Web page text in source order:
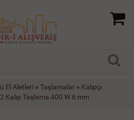
El Aletleri » Taşlamalar » Kalıpçı
Kalıp Taşlama 400 W 6 mm